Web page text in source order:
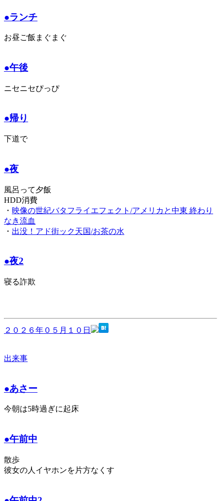
●ランチ
お昼ご飯まぐまぐ
●午後
ニセニセぴっぴ
●帰り
下道で
●夜
風呂って夕飯
HDD消費
・ 映像の世紀バタフライエフェクト/アメリカと中東 終わり
なき流血
・ 出没！アド街ック天国/お茶の水
●夜2
寝る詐欺
２０２６年０５月１０日
出来事
●あさー
今朝は5時過ぎに起床
●午前中
散歩
彼女の人イヤホンを片方なくす